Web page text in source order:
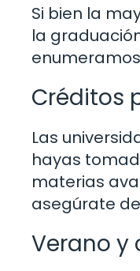
Si bien la
la
Créditos
Las
hayas
materias
asegúrate
Verano y